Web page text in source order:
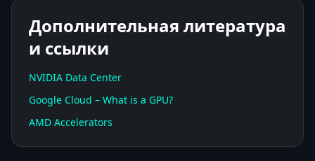
Дополнительная литература
и ссылки
NVIDIA Data Center
Google Cloud – What is a GPU?
AMD Accelerators